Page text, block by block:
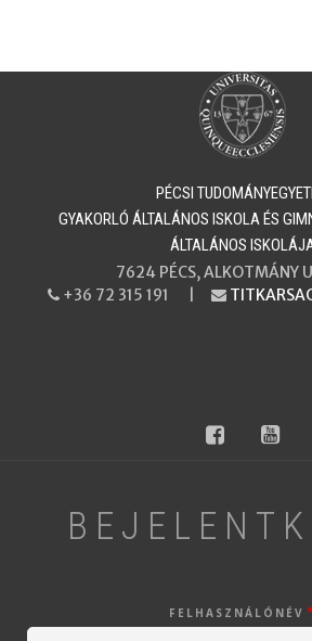
PÉCSI
​​​​​​​GYAKORLÓ ÁLTALÁNOS ISKOLA ÉS
ÁLTALÁNOS
7624 PÉCS, ALKOTMÁNY
PHONE
+36 72 315 191 | EMAIL
facebook
FELHASZNÁLÓNÉV